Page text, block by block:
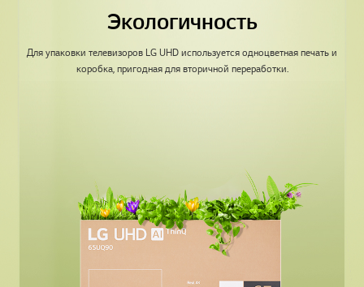
Экологичность
Для упаковки телевизоров LG UHD используется одноцветная печать и
коробка, пригодная для вторичной переработки.